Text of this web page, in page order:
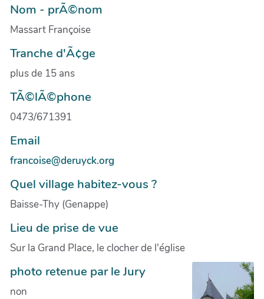
Nom - prÃ©nom
Massart Françoise
Tranche d'Ã¢ge
plus de 15 ans
TÃ©lÃ©phone
0473/671391
Email
francoise@deruyck.org
Quel village habitez-vous ?
Baisse-Thy (Genappe)
Lieu de prise de vue
Sur la Grand Place, le clocher de l'église
photo retenue par le Jury
non